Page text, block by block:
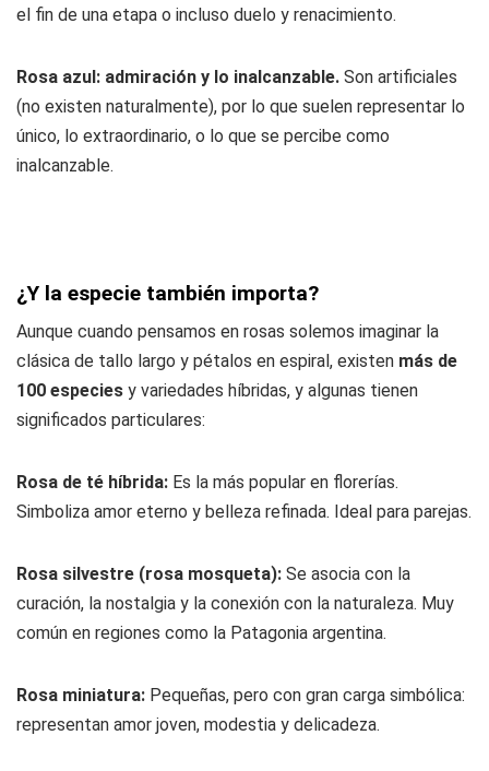
el fin de una etapa o incluso duelo y renacimiento.
Rosa azul: admiración y lo inalcanzable. Son artificiales
(no existen naturalmente), por lo que suelen representar lo
único, lo extraordinario, o lo que se percibe como
inalcanzable.
¿Y la especie también importa?
Aunque cuando pensamos en rosas solemos imaginar la
clásica de tallo largo y pétalos en espiral, existen más de
100 especies y variedades híbridas, y algunas tienen
significados particulares:
Rosa de té híbrida: Es la más popular en florerías.
Simboliza amor eterno y belleza refinada. Ideal para parejas.
Rosa silvestre (rosa mosqueta): Se asocia con la
curación, la nostalgia y la conexión con la naturaleza. Muy
común en regiones como la Patagonia argentina.
Rosa miniatura: Pequeñas, pero con gran carga simbólica:
representan amor joven, modestia y delicadeza.